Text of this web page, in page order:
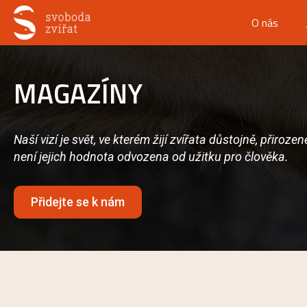
O nás
MAGAZÍNY
Naší vizí je svět, ve kterém žijí zvířata důstojně,
není jejich hodnota odvozena od užitku pro člověka.
Přidejte se k nám